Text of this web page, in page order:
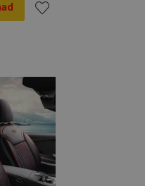
aan
verlanglijst